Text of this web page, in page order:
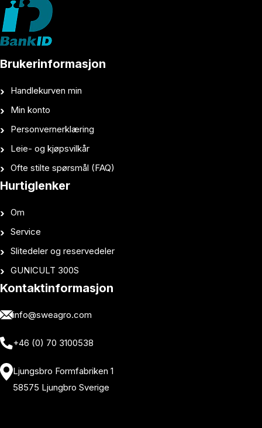
Brukerinformasjon
Handlekurven min
Min konto
Personvernerklæring
Leie- og kjøpsvilkår
Ofte stilte spørsmål (FAQ)
Hurtiglenker
Om
Service
Slitedeler og reservedeler
GUNICULT 300S
Kontaktinformasjon
info@sweagro.com
+46 (0) 70 3100538
Ljungsbro Formfabriken 1
58575 Ljungbro Sverige